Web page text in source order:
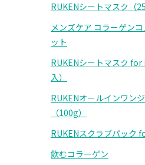
RUKENシートマスク（25
メンズケア コラーゲン
ット
RUKENシートマスク for
入）
RUKENオールインワン
（100g）
RUKENスクラブパック
飲むコラーゲン